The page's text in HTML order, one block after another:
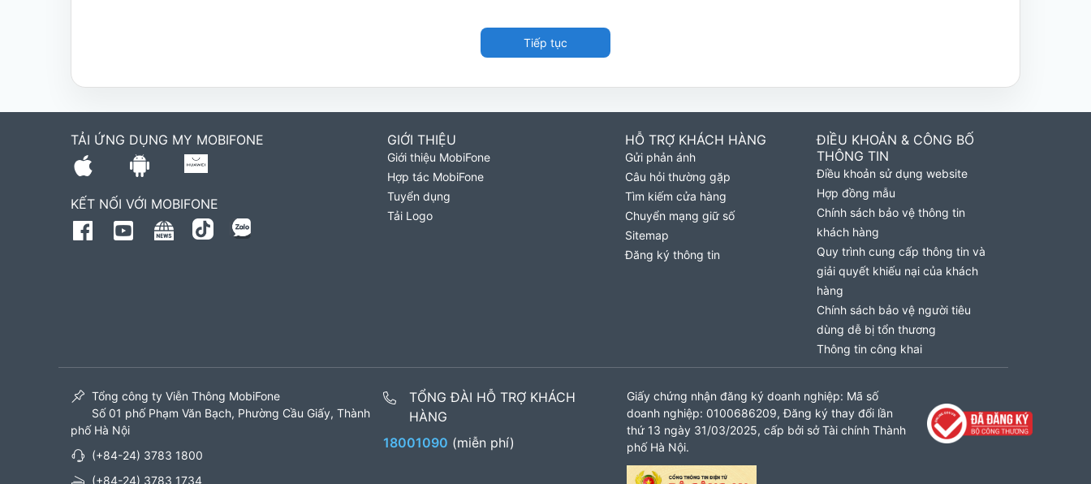
Tiếp tục
TẢI ỨNG DỤNG MY MOBIFONE
KẾT NỐI VỚI MOBIFONE
GIỚI THIỆU
Giới thiệu MobiFone
Hợp tác MobiFone
Tuyển dụng
Tải Logo
HỖ TRỢ KHÁCH HÀNG
Gửi phản ánh
Câu hỏi thường gặp
Tìm kiếm cửa hàng
Chuyển mạng giữ số
Sitemap
Đăng ký thông tin
ĐIỀU KHOẢN & CÔNG BỐ
THÔNG TIN
Điều khoản sử dụng website
Hợp đồng mẫu
Chính sách bảo vệ thông tin
khách hàng
Quy trình cung cấp thông tin và
giải quyết khiếu nại của khách
hàng
Chính sách bảo vệ người tiêu
dùng dễ bị tổn thương
Thông tin công khai
Tổng công ty Viễn Thông MobiFone
Số 01 phố Phạm Văn Bạch, Phường Cầu Giấy, Thành
phố Hà Nội
(+84-24) 3783 1800
(+84-24) 3783 1734
TỔNG ĐÀI HỖ TRỢ KHÁCH
HÀNG
18001090 (miễn phí)
Giấy chứng nhận đăng ký doanh nghiệp: Mã số
doanh nghiệp: 0100686209, Đăng ký thay đổi lần
thứ 13 ngày 31/03/2025, cấp bởi sở Tài chính Thành
phố Hà Nội.